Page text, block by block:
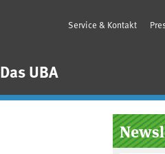
Das UBA
Service & Kontakt